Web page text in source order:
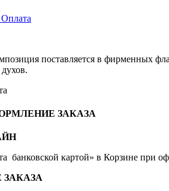
поставляется в фирменных
ЗАКАЗА
банковской картой» в Корзине при